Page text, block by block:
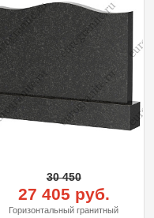
30 450
27 405 руб.
Горизонтальный гранитный